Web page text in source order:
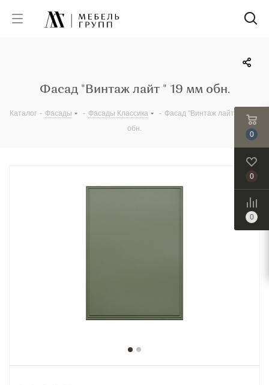
Фасад "Винтаж лайт " 19 мм обн.
Каталог - Фасады - Фасады Классика - Фасад "Винтаж лайт " 19 мм
обн.
0
0
0